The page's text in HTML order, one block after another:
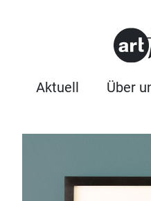
Aktuell Über